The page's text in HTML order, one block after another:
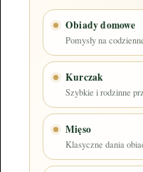
Obiady domowe
Pomysły na
Kurczak
Szybkie i rodzinne
Mięso
Klasyczne dania